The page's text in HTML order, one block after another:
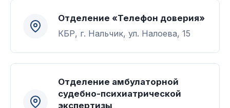
Отделение «Телефон доверия»
КБР, г. Нальчик, ул. Налоева, 15
Отделение амбулаторной
судебно-психиатрической
экспертизы